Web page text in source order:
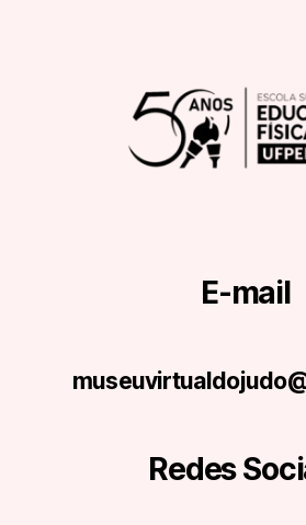
E-mail
Redes